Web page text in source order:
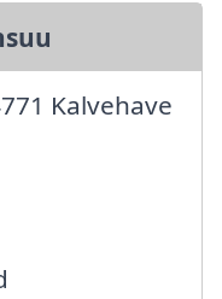
Kalvehave